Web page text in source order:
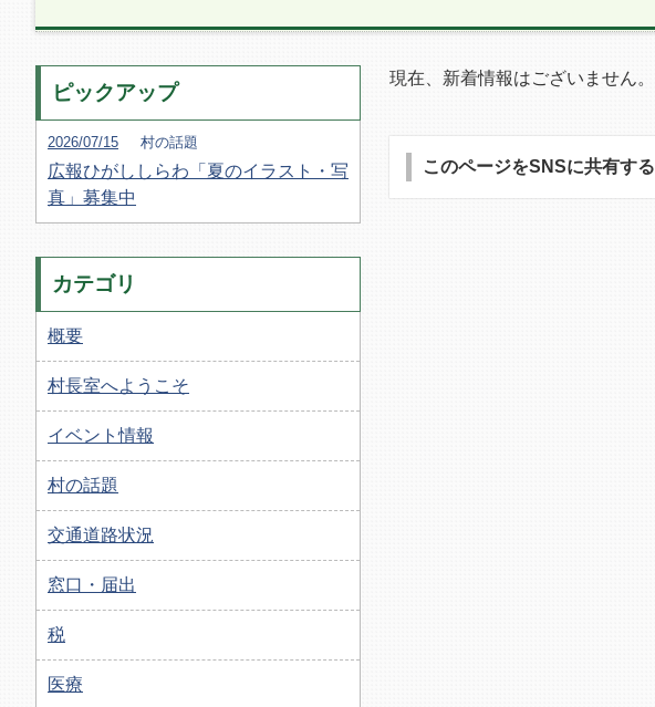
現在、新着情報はございません。
このページをSNSに共有する
ピックアップ
2026/07/15 村の話題
広報ひがししらわ「夏のイラスト・写
真」募集中
カテゴリ
概要
村長室へようこそ
イベント情報
村の話題
交通道路状況
窓口・届出
税
医療